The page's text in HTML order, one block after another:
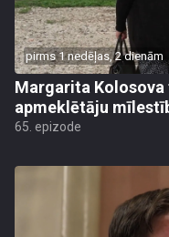
pirms 1 nedēļas, 2 dienām
Margarita
apmeklētāju
65. epizode